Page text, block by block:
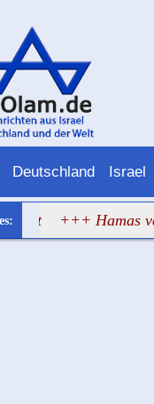
Deutschland Israel
+++ Hamas